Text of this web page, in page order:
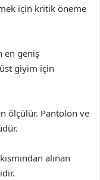
için kritik öneme
en geniş
giyim için
ölçülür. Pantolon ve
alınan